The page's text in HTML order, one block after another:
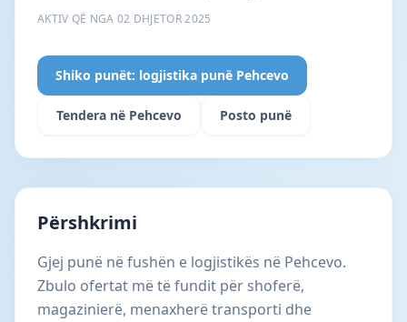
AKTIV QË NGA 02 DHJETOR 2025
Shiko punët: logjistika punë Pehcevo
Tendera në Pehcevo Posto punë
Përshkrimi
Gjej punë në fushën e logjistikës në Pehcevo.
Zbulo ofertat më të fundit për shoferë,
magazinierë, menaxherë transporti dhe